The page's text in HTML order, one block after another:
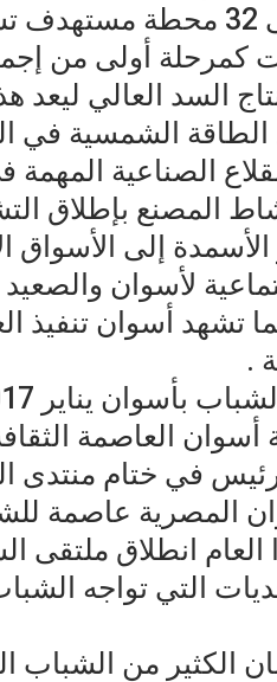
القومية الموحدة من اجمالى 32
إنتاج السد العالي
الشمسية في
كيما 1 إحدى القلاع الصناعية
المصنع بإطلاق
الأسمدة إلى الأسواق
لأسوان والصعيد
جنيه ، كما تشهد أسوان
.
العاصمة الثقافة
في ختام منتدى
أسوان المصرية
العام انطلاق ملتقى
التي تواجه
الكثير من الشباب